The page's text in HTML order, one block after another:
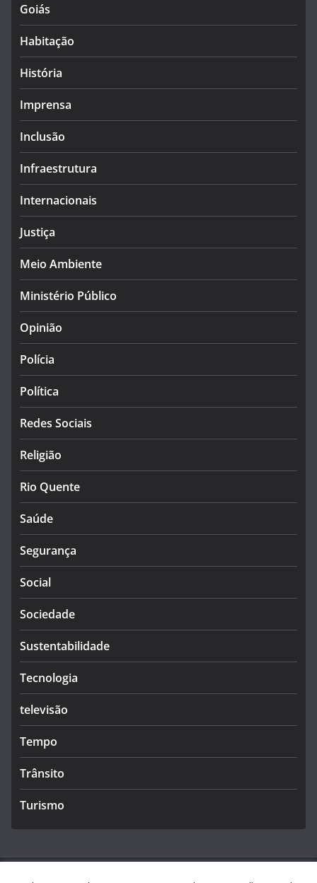
Goiás
Habitação
História
Imprensa
Inclusão
Infraestrutura
Internacionais
Justiça
Meio Ambiente
Ministério Público
Opinião
Polícia
Política
Redes Sociais
Religião
Rio Quente
Saúde
Segurança
Social
Sociedade
Sustentabilidade
Tecnologia
televisão
Tempo
Trânsito
Turismo